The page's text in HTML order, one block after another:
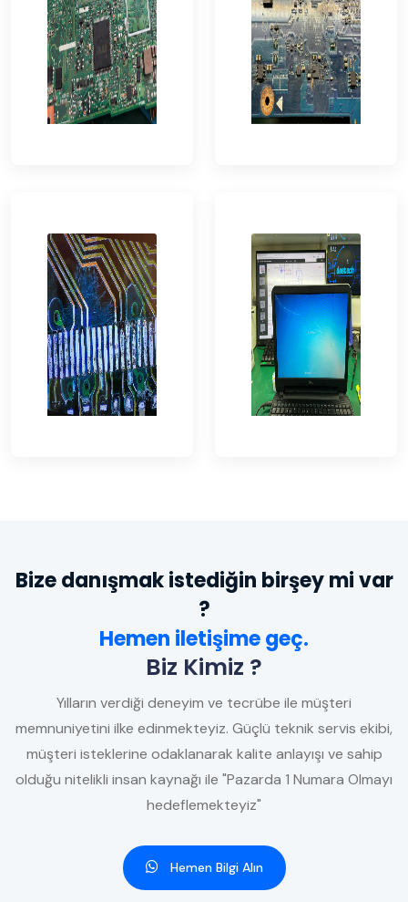
Bize danışmak istediğin birşey mi var
?
Hemen iletişime geç.
Biz Kimiz ?
Yılların verdiği deneyim ve tecrübe ile müşteri
memnuniyetini ilke edinmekteyiz. Güçlü teknik servis ekibi,
müşteri isteklerine odaklanarak kalite anlayışı ve sahip
olduğu nitelikli insan kaynağı ile "Pazarda 1 Numara Olmayı
hedeflemekteyiz"
Hemen Bilgi Alın